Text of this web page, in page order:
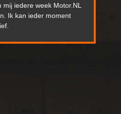
iedere week Motor.NL
Ik kan ieder moment